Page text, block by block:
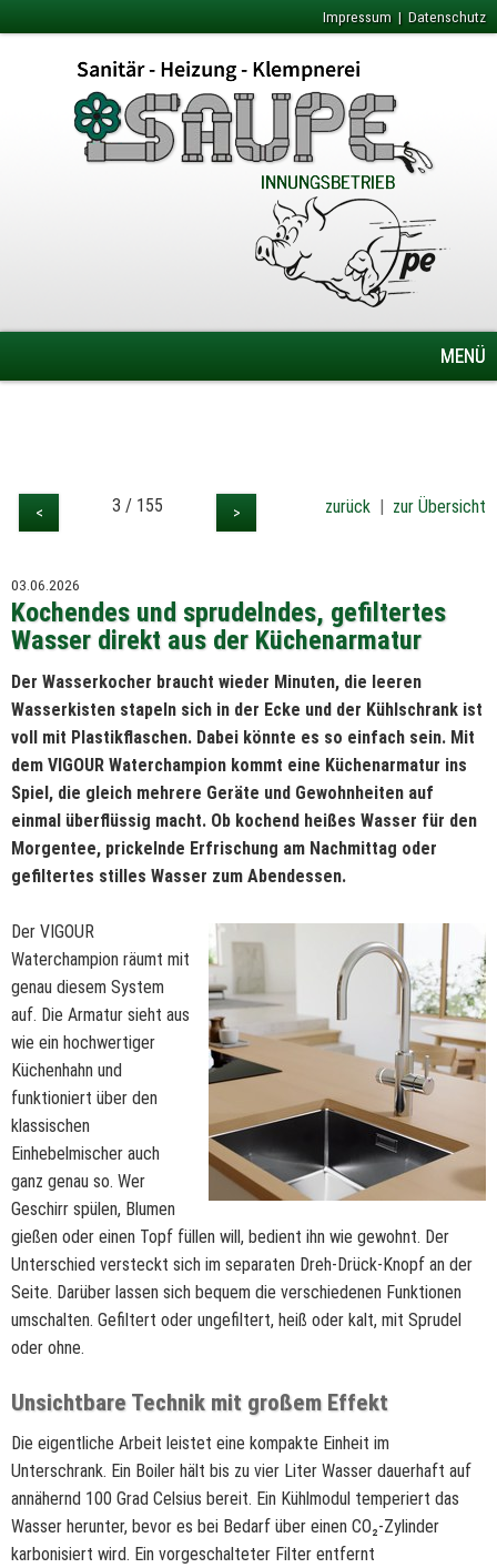
Impressum| Datenschutz
MENÜ
< 3 / 155 > zurück | zur Übersicht
03.06.2026
Kochendes und sprudelndes, gefiltertes
Wasser direkt aus der Küchenarmatur
Der Wasserkocher braucht wieder Minuten, die leeren
Wasserkisten stapeln sich in der Ecke und der Kühlschrank ist
voll mit Plastikflaschen. Dabei könnte es so einfach sein. Mit
dem VIGOUR Waterchampion kommt eine Küchenarmatur ins
Spiel, die gleich mehrere Geräte und Gewohnheiten auf
einmal überflüssig macht. Ob kochend heißes Wasser für den
Morgentee, prickelnde Erfrischung am Nachmittag oder
gefiltertes stilles Wasser zum Abendessen.
Der VIGOUR
Waterchampion räumt mit
genau diesem System
auf. Die Armatur sieht aus
wie ein hochwertiger
Küchenhahn und
funktioniert über den
klassischen
Einhebelmischer auch
ganz genau so. Wer
Geschirr spülen, Blumen
gießen oder einen Topf füllen will, bedient ihn wie gewohnt. Der
Unterschied versteckt sich im separaten Dreh-Drück-Knopf an der
Seite. Darüber lassen sich bequem die verschiedenen Funktionen
umschalten. Gefiltert oder ungefiltert, heiß oder kalt, mit Sprudel
oder ohne.
Unsichtbare Technik mit großem Effekt
Die eigentliche Arbeit leistet eine kompakte Einheit im
Unterschrank. Ein Boiler hält bis zu vier Liter Wasser dauerhaft auf
annähernd 100 Grad Celsius bereit. Ein Kühlmodul temperiert das
Wasser herunter, bevor es bei Bedarf über einen CO₂-Zylinder
karbonisiert wird. Ein vorgeschalteter Filter entfernt